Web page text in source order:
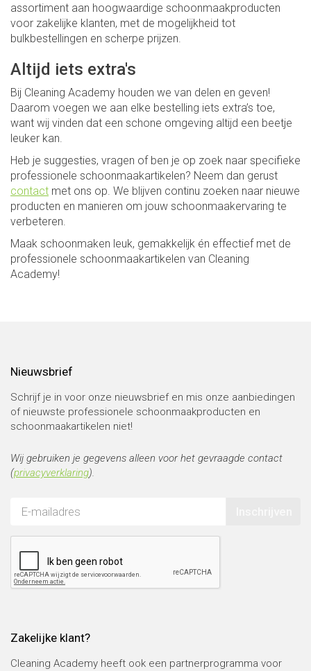
assortiment aan hoogwaardige schoonmaakproducten
voor zakelijke klanten, met de mogelijkheid tot
bulkbestellingen en scherpe prijzen.
Altijd iets extra's
Bij Cleaning Academy houden we van delen en geven!
Daarom voegen we aan elke bestelling iets extra’s toe,
want wij vinden dat een schone omgeving altijd een beetje
leuker kan.
Heb je suggesties, vragen of ben je op zoek naar specifieke
professionele schoonmaakartikelen? Neem dan gerust
contact met ons op. We blijven continu zoeken naar nieuwe
producten en manieren om jouw schoonmaakervaring te
verbeteren.
Maak schoonmaken leuk, gemakkelijk én effectief met de
professionele schoonmaakartikelen van Cleaning
Academy!
Nieuwsbrief
Schrijf je in voor onze nieuwsbrief en mis onze aanbiedingen
of nieuwste professionele schoonmaakproducten en
schoonmaakartikelen niet!
Wij gebruiken je gegevens alleen voor het gevraagde contact
(privacyverklaring).
Zakelijke klant?
Cleaning Academy heeft ook een partnerprogramma voor